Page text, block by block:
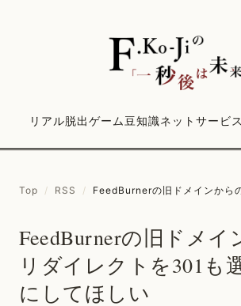
リアル脱出ゲーム豆知識ネットサービス
Top / RSS / FeedBurnerの旧ドメインからのリダイレクトを
FeedBurnerの旧ドメイ
リダイレクトを301も
にしてほしい